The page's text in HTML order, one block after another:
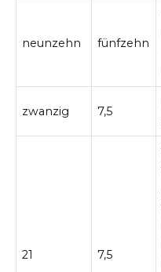
neunzehn fünfzehn
zwanzig 7,5
21 7,5